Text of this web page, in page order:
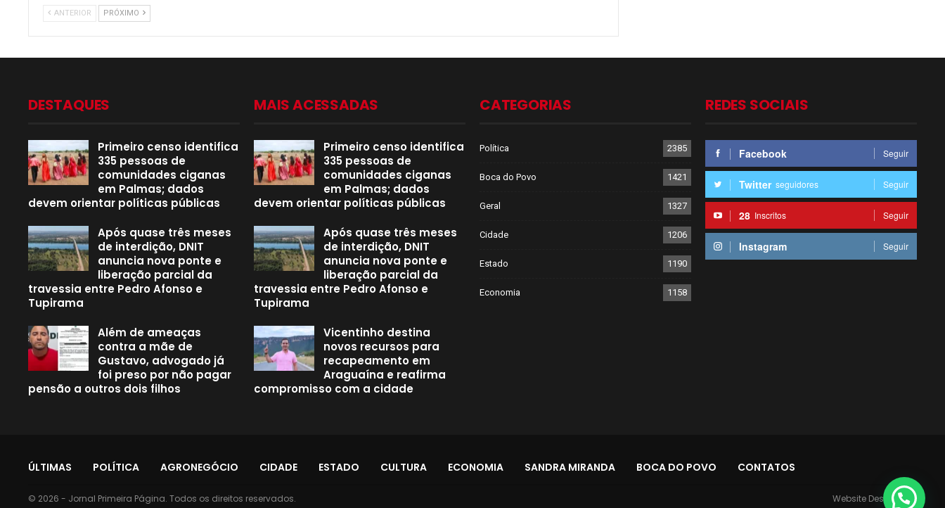
ANTERIOR PRÓXIMO
DESTAQUES
Primeiro censo identifica
335 pessoas de
comunidades ciganas
em Palmas; dados
devem orientar políticas públicas
Após quase três meses
de interdição, DNIT
anuncia nova ponte e
liberação parcial da
travessia entre Pedro Afonso e
Tupirama
Além de ameaças
contra a mãe de
Gustavo, advogado já
foi preso por não pagar
pensão a outros dois filhos
MAIS ACESSADAS
Primeiro censo identifica
335 pessoas de
comunidades ciganas
em Palmas; dados
devem orientar políticas públicas
Após quase três meses
de interdição, DNIT
anuncia nova ponte e
liberação parcial da
travessia entre Pedro Afonso e
Tupirama
Vicentinho destina
novos recursos para
recapeamento em
Araguaína e reafirma
compromisso com a cidade
CATEGORIAS
Política 2385
Boca do Povo 1421
Geral 1327
Cidade 1206
Estado 1190
Economia 1158
REDES SOCIAIS
Facebook Seguir
Twitter seguidores Seguir
28 Inscritos Seguir
Instagram Seguir
ÚLTIMAS POLÍTICA AGRONEGÓCIO CIDADE ESTADO CULTURA ECONOMIA SANDRA MIRANDA BOCA DO POVO CONTATOS
© 2026 - Jornal Primeira Página. Todos os direitos reservados. Website Design:PR7